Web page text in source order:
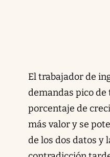
El trabajador de
demandas pico de
porcentaje de
más valor y se
de los dos datos y